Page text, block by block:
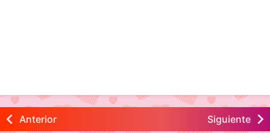
Anterior Siguiente